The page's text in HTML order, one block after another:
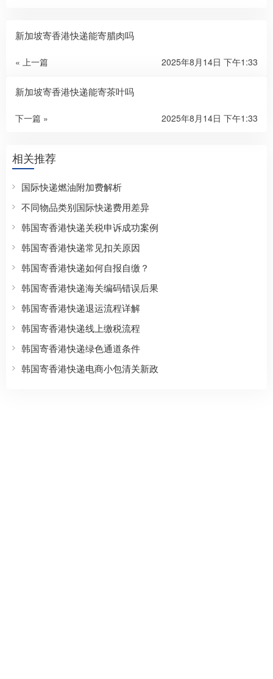
新加坡寄香港快递能寄腊肉吗
« 上一篇 2025年8月14日 下午1:33
新加坡寄香港快递能寄茶叶吗
下一篇 » 2025年8月14日 下午1:33
相关推荐
国际快递燃油附加费解析
不同物品类别国际快递费用差异
韩国寄香港快递关税申诉成功案例
韩国寄香港快递常见扣关原因
韩国寄香港快递如何自报自缴？
韩国寄香港快递海关编码错误后果
韩国寄香港快递退运流程详解
韩国寄香港快递线上缴税流程
韩国寄香港快递绿色通道条件
韩国寄香港快递电商小包清关新政